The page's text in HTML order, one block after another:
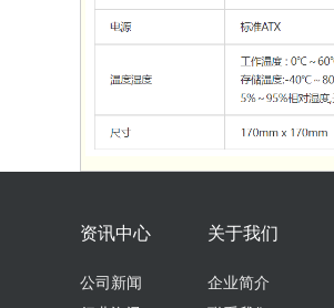
资讯中心
公司新闻
关于我们
企业简介